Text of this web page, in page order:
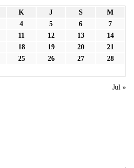
K J S
M
4 5 6
7
11 12 13
14
18 19 20
21
25 26 27
28
Jul »